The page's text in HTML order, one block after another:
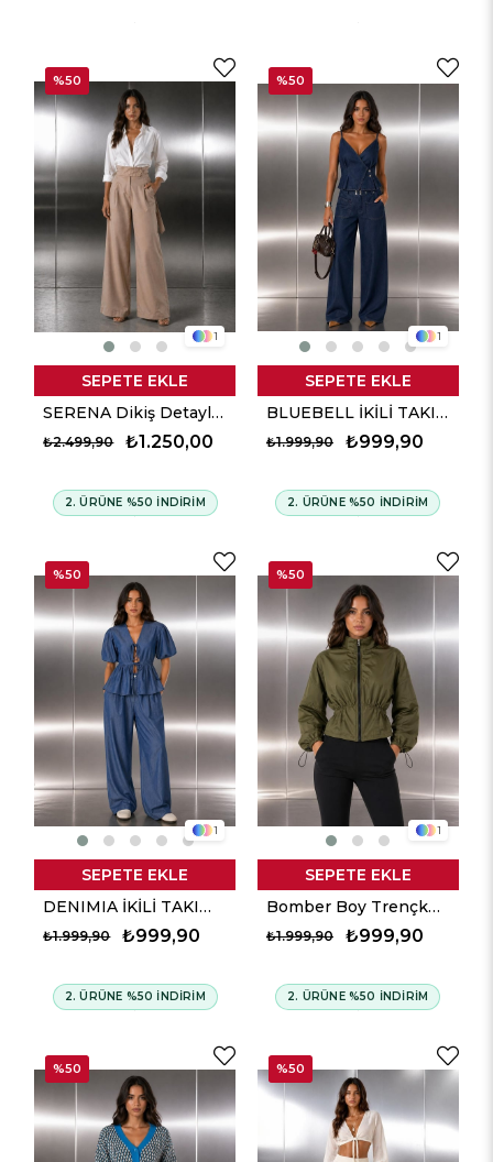
1
SERENA Dikiş Detaylı Yüksek Bel Pantolon - Bej
₺1.250,00
₺2.499,90
SEPETE EKLE
2. ÜRÜNE %50 İNDİRİM
%50
1
BLUEBELL İKİLİ TAKIM - Denim Mavi
₺999,90
₺1.999,90
SEPETE EKLE
2. ÜRÜNE %50 İNDİRİM
%50
1
DENIMIA İKİLİ TAKIM - Denim Mavi
₺999,90
₺1.999,90
SEPETE EKLE
2. ÜRÜNE %50 İNDİRİM
%50
1
Bomber Boy Trençkot - Haki
₺999,90
₺1.999,90
SEPETE EKLE
2. ÜRÜNE %50 İNDİRİM
%50
%50 %50